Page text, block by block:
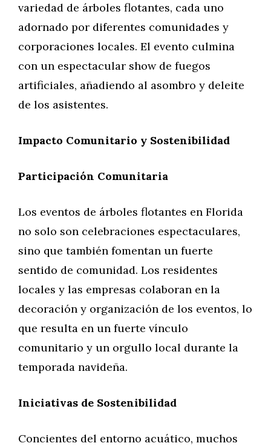
variedad de árboles flotantes, cada uno
adornado por diferentes comunidades y
corporaciones locales. El evento culmina
con un espectacular show de fuegos
artificiales, añadiendo al asombro y deleite
de los asistentes.
Impacto Comunitario y Sostenibilidad
Participación Comunitaria
Los eventos de árboles flotantes en Florida
no solo son celebraciones espectaculares,
sino que también fomentan un fuerte
sentido de comunidad. Los residentes
locales y las empresas colaboran en la
decoración y organización de los eventos, lo
que resulta en un fuerte vínculo
comunitario y un orgullo local durante la
temporada navideña.
Iniciativas de Sostenibilidad
Concientes del entorno acuático, muchos